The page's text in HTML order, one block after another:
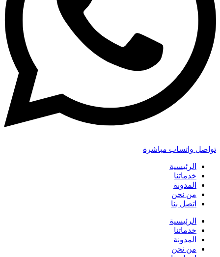
تواصل واتساب مباشرة
الرئيسية
خدماتنا
المدونة
من نحن
اتصل بنا
الرئيسية
خدماتنا
المدونة
من نحن